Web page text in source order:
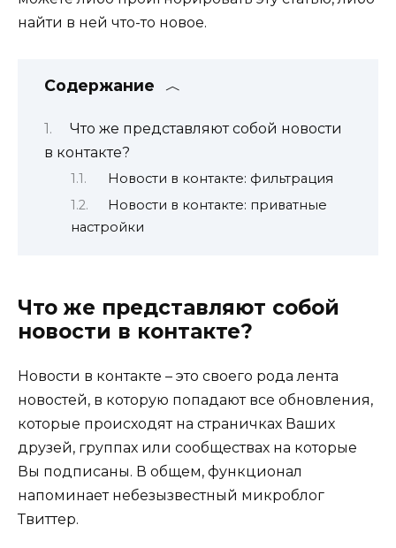
найти в ней что-то новое.
Содержание
Что же представляют собой новости
в контакте?
Новости в контакте: фильтрация
Новости в контакте: приватные
настройки
Что же представляют собой
новости в контакте?
Новости в контакте – это своего рода лента
новостей, в которую попадают все обновления,
которые происходят на страничках Ваших
друзей, группах или сообществах на которые
Вы подписаны. В общем, функционал
напоминает небезызвестный микроблог
Твиттер.